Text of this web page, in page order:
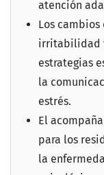
atención
Los
irritabilidad
estrategias
la
estrés.
El
para los
la